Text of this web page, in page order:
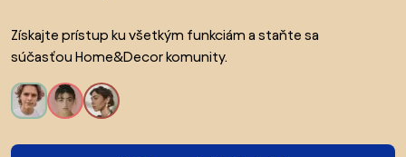
Získajte prístup ku všetkým funkciám a staňte sa
súčasťou Home&Decor komunity.